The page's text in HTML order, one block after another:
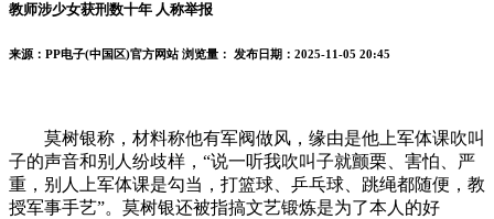
教师涉少女获刑数十年 人称举报
来源：PP电子(中国区)官方网站 浏览量： 发布日期：2025-11-05 20:45
莫树银称，材料称他有军阀做风，缘由是他上军体课吹叫
子的声音和别人纷歧样，“说一听我吹叫子就颤栗、害怕、严
重，别人上军体课是勾当，打篮球、乒乓球、跳绳都随便，教
授军事手艺”。莫树银还被指搞文艺锻炼是为了本人的好